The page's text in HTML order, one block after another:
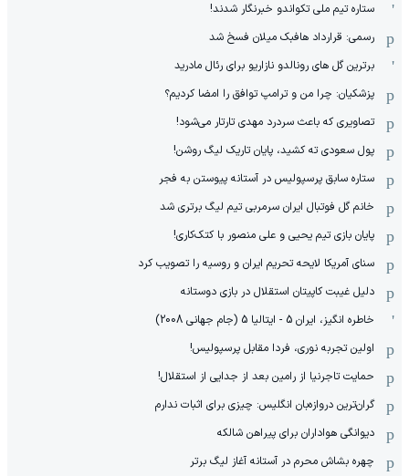
ستاره تیم ملی تکواندو خبرنگار شدند!
رسمی: قرارداد هافبک میلان فسخ شد
برترین گل های رونالدو نازاریو برای رئال مادرید
پزشکیان: چرا من و ترامپ توافق را امضا کردیم؟
تصاویری که باعث سردرد مهدی تارتار می‌شود!
پول سعودی ته کشید، پایان تاریک لیگ روشن!
ستاره سابق پرسپولیس در آستانه پیوستن به فجر
خانم گل فوتبال ایران سرمربی تیم لیگ برتری شد
پایان بازی تیم یحیی و علی منصور با کتک‌کاری!
سنای آمریکا لایحه تحریم ایران و روسیه را تصویب کرد
دلیل غیبت کاپیتان استقلال در بازی دوستانه
خاطره انگیز، ایران 5 - ایتالیا 5 (جام جهانی 2008)
اولین تجربه نوری، فردا مقابل پرسپولیس!
حمایت تاجرنیا از رامین بعد از جدایی از استقلال!
گران‌ترین دروازه‌بان انگلیس: چیزی برای اثبات ندارم
دیوانگی هواداران برای پیراهن شالکه
چهره بشاش محرم در آستانه آغاز لیگ برتر